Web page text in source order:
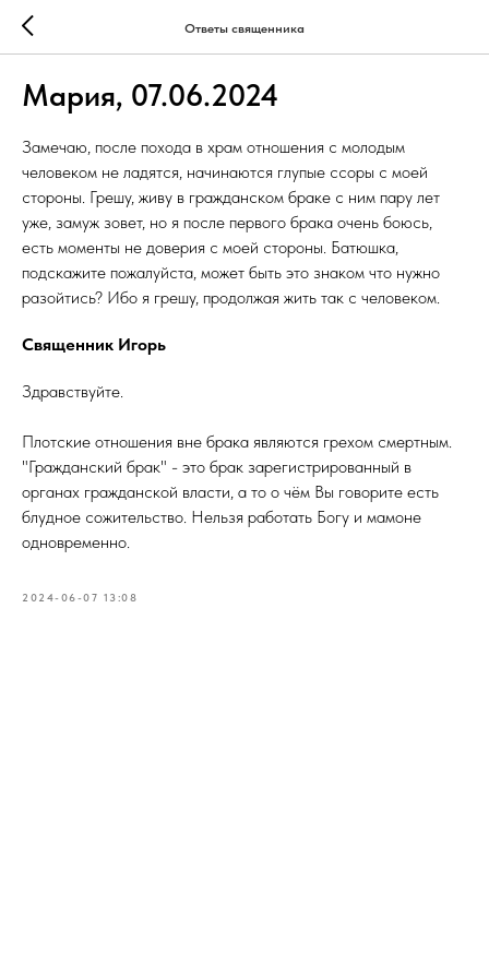
Ответы священника
Мария, 07.06.2024
Замечаю, после похода в храм отношения с молодым
человеком не ладятся, начинаются глупые ссоры с моей
стороны. Грешу, живу в гражданском браке с ним пару лет
уже, замуж зовет, но я после первого брака очень боюсь,
есть моменты не доверия с моей стороны. Батюшка,
подскажите пожалуйста, может быть это знаком что нужно
разойтись? Ибо я грешу, продолжая жить так с человеком.
Священник Игорь
Здравствуйте.
Плотские отношения вне брака являются грехом смертным.
"Гражданский брак" - это брак зарегистрированный в
органах гражданской власти, а то о чём Вы говорите есть
блудное сожительство. Нельзя работать Богу и мамоне
одновременно.
2024-06-07 13:08